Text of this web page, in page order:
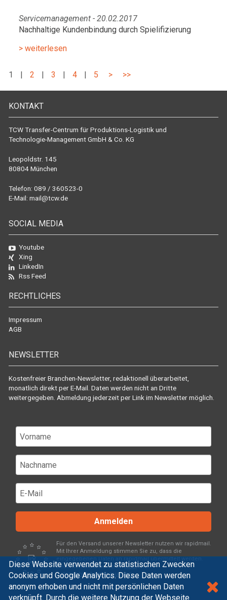
Diese Website verwendet zu statistischen Zwecken
Cookies und Google Analytics. Diese Daten werden
anonym erhoben und nicht mit persönlichen Daten
verknüpft. Durch die weitere Nutzung der Webseite
Servicemanagement - 20.02.2017
Nachhaltige Kundenbindung durch Spielifizierung
> weiterlesen
1 | 2 | 3 | 4 | 5 > >>
KONTAKT
TCW Transfer-Centrum für Produktions-Logistik und
Technologie-Management GmbH & Co. KG
Leopoldstr. 145
80804 München
Telefon: 089 / 360523-0
E-Mail: mail@tcw.de
SOCIAL MEDIA
Youtube
Xing
LinkedIn
Rss Feed
RECHTLICHES
Impressum
AGB
NEWSLETTER
Kostenfreier Branchen-Newsletter, redaktionell überarbeitet,
monatlich direkt per E-Mail. Daten werden nicht an Dritte
weitergegeben. Abmeldung jederzeit per Link im Newsletter möglich.
Anmelden
Für den Versand unserer Newsletter nutzen wir rapidmail.
Mit Ihrer Anmeldung stimmen Sie zu, dass die
eingegebenen Daten an rapidmail übermittelt werden.
Beachten Sie bitte derenAGBund
Datenschutzbestimmungen.